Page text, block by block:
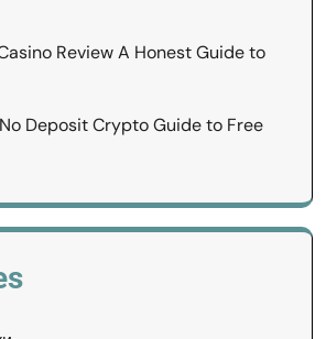
Review A Honest Guide to
Deposit Crypto Guide to Free